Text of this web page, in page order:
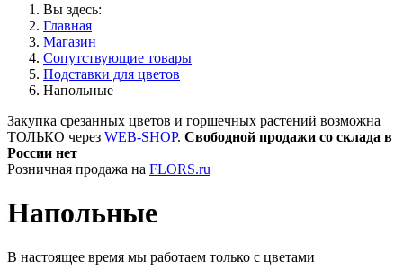
Вы здесь:
Главная
Магазин
Сопутствующие товары
Подставки для цветов
Напольные
Закупка срезанных цветов и горшечных растений возможна
ТОЛЬКО через WEB-SHOP. Свободной продажи со склада в
России нет
Розничная продажа на FLORS.ru
Напольные
В настоящее время мы работаем только с цветами